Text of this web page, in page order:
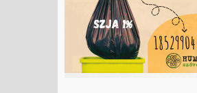
tagállami
adatszolgáltatást